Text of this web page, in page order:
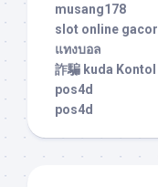
musang178
slot online gacor
แทงบอล
詐騙 kuda Kontol
pos4d
pos4d